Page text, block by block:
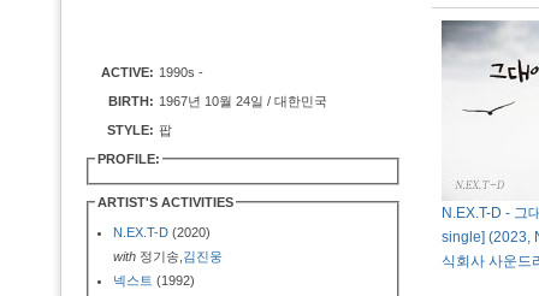
ACTIVE: 1990s -
BIRTH: 1967년 10월 24일 / 대한민국
STYLE: 팝
PROFILE:
ARTIST'S ACTIVITIES
N.EX.T-D (2020)
with 정기송, 김진웅
넥스트 (1992)
N.EX.T-D - 그
single] (2023,
식회사 사운드